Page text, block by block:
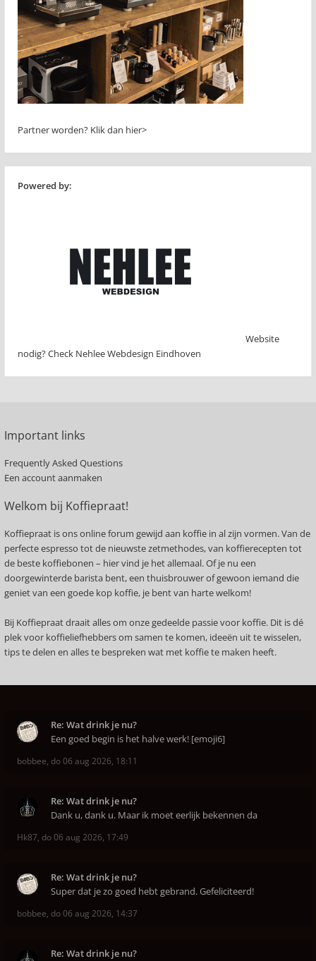
Partner worden? Klik dan hier>
Powered by:
Website
nodig? Check Nehlee Webdesign Eindhoven
Important links
Frequently Asked Questions
Een account aanmaken
Welkom bij Koffiepraat!
Koffiepraat is ons online forum gewijd aan koffie in al zijn vormen. Van de
perfecte espresso tot de nieuwste zetmethodes, van koffierecepten tot
de beste koffiebonen – hier vind je het allemaal. Of je nu een
doorgewinterde barista bent, een thuisbrouwer of gewoon iemand die
geniet van een goede kop koffie, je bent van harte welkom!
Bij Koffiepraat draait alles om onze gedeelde passie voor koffie. Dit is dé
plek voor koffieliefhebbers om samen te komen, ideeën uit te wisselen,
tips te delen en alles te bespreken wat met koffie te maken heeft.
Re: Wat drink je nu?
Een goed begin is het halve werk! [emoji6]
bobbee, do 06 aug 2026, 18:11
Re: Wat drink je nu?
Dank u, dank u. Maar ik moet eerlijk bekennen da
Hk87, do 06 aug 2026, 17:49
Re: Wat drink je nu?
Super dat je zo goed hebt gebrand. Gefeliciteerd!
bobbee, do 06 aug 2026, 14:37
Re: Wat drink je nu?